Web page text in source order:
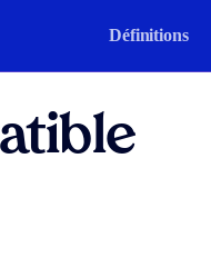
Définitions